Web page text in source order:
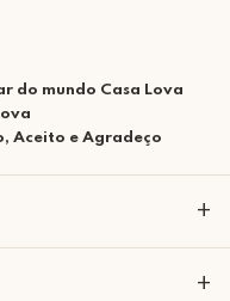
do mundo Casa Lova
Aceito e Agradeço
+
+